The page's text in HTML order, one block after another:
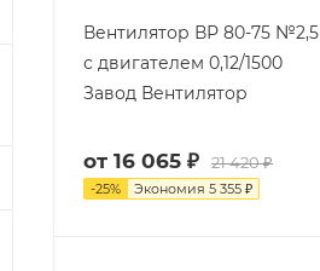
Вентилятор ВР 80-75 №2,5
с двигателем 0,12/1500
Завод Вентилятор
от 16 065 ₽ 21 420 ₽
-25% Экономия 5 355 ₽